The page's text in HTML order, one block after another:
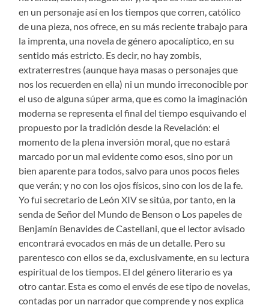
en un personaje así en los tiempos que corren, católico
de una pieza, nos ofrece, en su más reciente trabajo para
la imprenta, una novela de género apocalíptico, en su
sentido más estricto. Es decir, no hay zombis,
extraterrestres (aunque haya masas o personajes que
nos los recuerden en ella) ni un mundo irreconocible por
el uso de alguna súper arma, que es como la imaginación
moderna se representa el final del tiempo esquivando el
propuesto por la tradición desde la Revelación: el
momento de la plena inversión moral, que no estará
marcado por un mal evidente como esos, sino por un
bien aparente para todos, salvo para unos pocos fieles
que verán; y no con los ojos físicos, sino con los de la fe.
Yo fui secretario de León XIV se sitúa, por tanto, en la
senda de Señor del Mundo de Benson o Los papeles de
Benjamín Benavides de Castellani, que el lector avisado
encontrará evocados en más de un detalle. Pero su
parentesco con ellos se da, exclusivamente, en su lectura
espiritual de los tiempos. El del género literario es ya
otro cantar. Esta es como el envés de ese tipo de novelas,
contadas por un narrador que comprende y nos explica